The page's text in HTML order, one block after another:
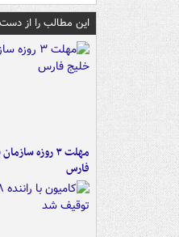
این مطالب را از
مهلت ۳ روزه
فارس